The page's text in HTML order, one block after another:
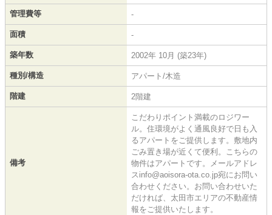
管理費等 -
面積 -
築年数 2002年 10月 (築23年)
種別/構造 アパート/木造
階建 2階建
備考
こだわりポイント満載のロジワー
ル。住環境がよく通風良好で日も入
るアパートをご提供します。敷地内
ごみ置き場が近くて便利。こちらの
物件はアパートです。メールアドレ
スinfo@aoisora-ota.co.jp宛にお問い
合わせください。お問い合わせいた
だければ、太田市エリアの不動産情
報をご提供いたします。